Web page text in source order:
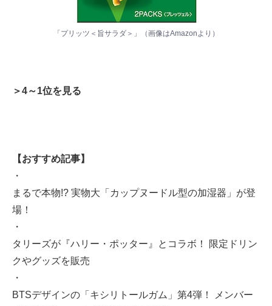
「プリッツ＜旨サラダ＞」（画像はAmazon より）
＞4～1位を見る
【おすすめ記事】
・
まるで本物!? 実物大「カップヌードル型の加湿器」が登
場！
・
タリーズが『ハリー・ポッター』とコラボ！ 限定ドリン
クやグッズを販売
・
BTSデザインの「キシリトールガム」第4弾！ メンバー